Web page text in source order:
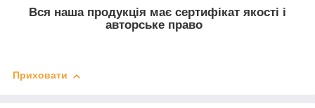
Вся наша продукція має сертифікат якості і
авторське право
Приховати